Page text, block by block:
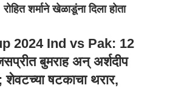
शर्माने खेळाडूंना दिला होता
2024 Ind vs Pak: 12
बुमराह अन् अर्शदीप
शेवटच्या षटकाचा थरार,